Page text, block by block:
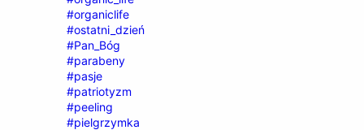
#organiclife
#ostatni_dzień
#Pan_Bóg
#parabeny
#pasje
#patriotyzm
#peeling
#pielgrzymka